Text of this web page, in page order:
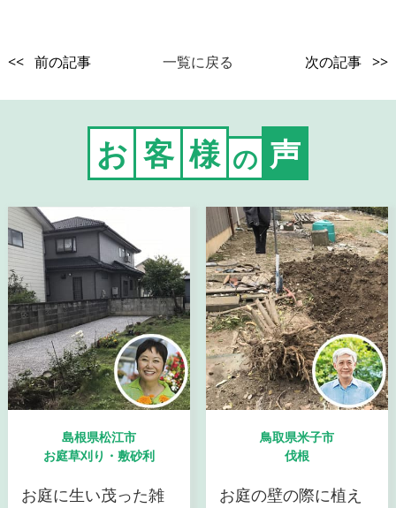
<< 前の記事 一覧に戻る 次の記事 >>
お 客 様 の 声
島根県松江市
お庭草刈り・敷砂利
お庭に生い茂った雑
鳥取県米子市
伐根
お庭の壁の際に植え